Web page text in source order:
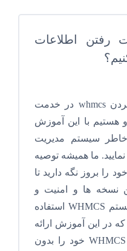
رفتن اطلاعات
با آموزش نحوه ی آپدیت کردن whmcs در خدمت
هستیم با این آموزش
خاطر سیستم مدیریت
ما همیشه توصیه
می کنیم سیستم WHMCS خود را بروز نگه دارید تا
نسخه ها و امنیت و
بیشترین کاربرد وکارایی سیستم WHMCS استفاده
که در این آموزش ارائه
شده اند می توانید سیستم WHMCS خود را بدون